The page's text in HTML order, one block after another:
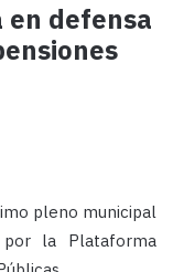
en defensa
pleno municipal
por la Plataforma